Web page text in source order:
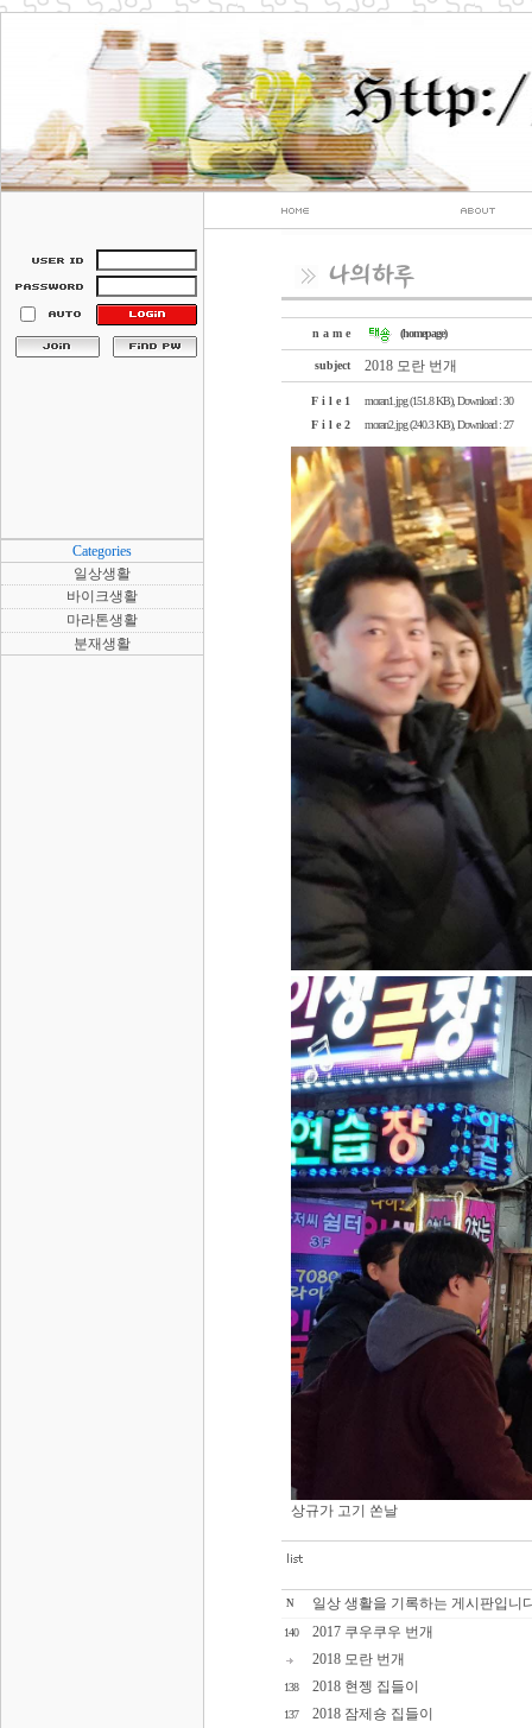
Categories
일상생활
바이크생활
마라톤생활
분재생활
n a m e (homepage)
subject 2018 모란 번개
F i l e 1 moran1.jpg (151.8 KB), Download : 30
F i l e 2 moran2.jpg (240.3 KB), Download : 27
상규가 고기 쏜날
N 일상 생활을 기록하는 게시판입니
140
2017 쿠우쿠우 번개
2018 모란 번개
138 2018 현젱 집들이
137 2018 잠제숑 집들이